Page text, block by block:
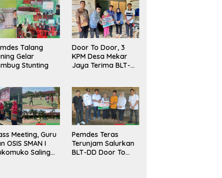
Publik dan
Pasar
Talang
Gelar
Stunting
Door To Door, 3
KPM Desa Mekar
Jaya Terima BLT-
Meeting, Guru
OSIS SMAN I
Saling
Pemdes Teras
Terunjam Salurkan
BLT-DD Door To